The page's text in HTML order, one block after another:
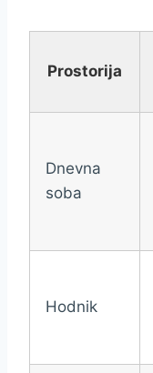
Prostorija
Dnevna
soba
Hodnik